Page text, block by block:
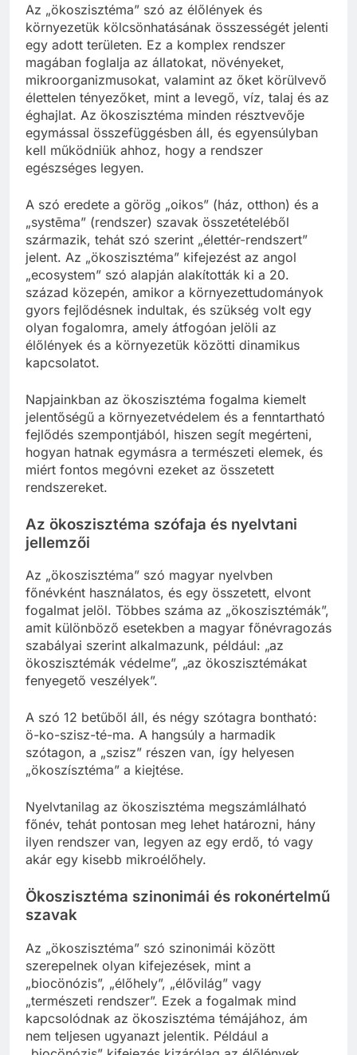
Az „ökoszisztéma” szó az élőlények és
környezetük kölcsönhatásának összességét jelenti
egy adott területen. Ez a komplex rendszer
magában foglalja az állatokat, növényeket,
mikroorganizmusokat, valamint az őket körülvevő
élettelen tényezőket, mint a levegő, víz, talaj és az
éghajlat. Az ökoszisztéma minden résztvevője
egymással összefüggésben áll, és egyensúlyban
kell működniük ahhoz, hogy a rendszer
egészséges legyen.
A szó eredete a görög „oikos” (ház, otthon) és a
„systēma” (rendszer) szavak összetételéből
származik, tehát szó szerint „élettér-rendszert”
jelent. Az „ökoszisztéma” kifejezést az angol
„ecosystem” szó alapján alakították ki a 20.
század közepén, amikor a környezettudományok
gyors fejlődésnek indultak, és szükség volt egy
olyan fogalomra, amely átfogóan jelöli az
élőlények és a környezetük közötti dinamikus
kapcsolatot.
Napjainkban az ökoszisztéma fogalma kiemelt
jelentőségű a környezetvédelem és a fenntartható
fejlődés szempontjából, hiszen segít megérteni,
hogyan hatnak egymásra a természeti elemek, és
miért fontos megóvni ezeket az összetett
rendszereket.
Az ökoszisztéma szófaja és nyelvtani
jellemzői
Az „ökoszisztéma” szó magyar nyelvben
főnévként használatos, és egy összetett, elvont
fogalmat jelöl. Többes száma az „ökoszisztémák”,
amit különböző esetekben a magyar főnévragozás
szabályai szerint alkalmazunk, például: „az
ökoszisztémák védelme”, „az ökoszisztémákat
fenyegető veszélyek”.
A szó 12 betűből áll, és négy szótagra bontható:
ö-ko-szisz-té-ma. A hangsúly a harmadik
szótagon, a „szisz” részen van, így helyesen
„ökoszísztéma” a kiejtése.
Nyelvtanilag az ökoszisztéma megszámlálható
főnév, tehát pontosan meg lehet határozni, hány
ilyen rendszer van, legyen az egy erdő, tó vagy
akár egy kisebb mikroélőhely.
Ökoszisztéma szinonimái és rokonértelmű
szavak
Az „ökoszisztéma” szó szinonimái között
szerepelnek olyan kifejezések, mint a
„biocönózis”, „élőhely”, „élővilág” vagy
„természeti rendszer”. Ezek a fogalmak mind
kapcsolódnak az ökoszisztéma témájához, ám
nem teljesen ugyanazt jelentik. Például a